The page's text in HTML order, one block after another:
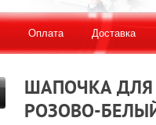
Оплата Доставка
ШАПОЧКА ДЛЯ
РОЗОВО-